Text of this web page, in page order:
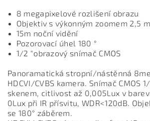
8 megapixelové rozlišení obrazu
Objektiv s výkonným zoomem 2,5
15m noční vidění
Pozorovací úhel 180 °
1/2 "obrazový snímač CMOS
Panoramatická stropní/nástěnná
HDCVI/CVBS kamera. Snímač CMOS
skenem, citlivost až 0,005Lux v
0Lux při IR přísvitu, WDR<120dB.
se 180° záběrem.